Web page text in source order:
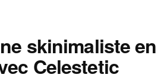
skinimaliste en
Celestetic